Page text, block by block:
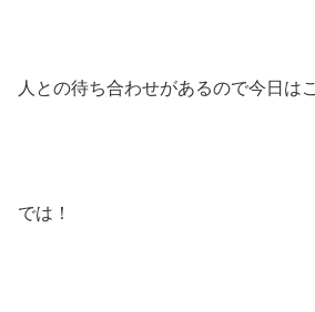
人との待ち合わせがあるので今日は
では！